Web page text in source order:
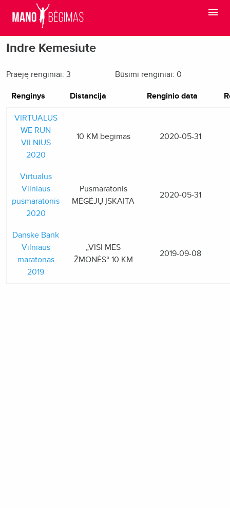
Indre Kemesiute
Praėję renginiai: 3 Būsimi renginiai: 0
Renginys Distancija Renginio data
VIRTUALUS
WE RUN
VILNIUS
2020
10 KM bėgimas 2020-05-31
Virtualus
Vilniaus
pusmaratonis
2020
Pusmaratonis
MĖGĖJŲ ĮSKAITA
2020-05-31
Danske Bank
Vilniaus
maratonas
2019
„VISI MES
ŽMONĖS“ 10 KM
2019-09-08